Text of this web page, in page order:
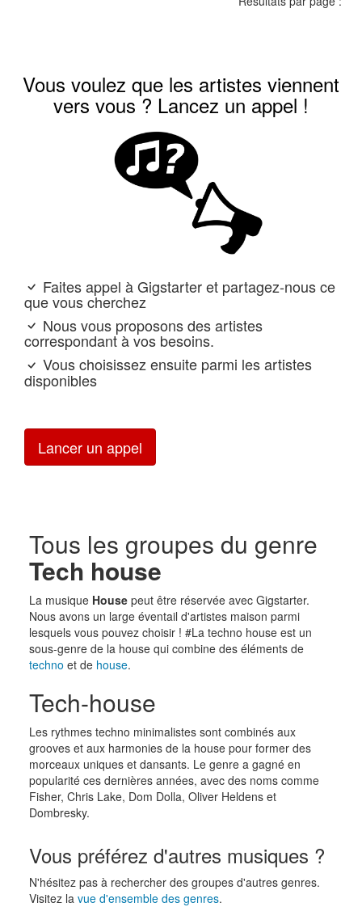
Vous voulez que les artistes viennent
vers vous ? Lancez un appel !
Faites appel à Gigstarter et partagez-nous ce
que vous cherchez
Nous vous proposons des artistes
correspondant à vos besoins.
Vous choisissez ensuite parmi les artistes
disponibles
Lancer un appel
Tous les groupes du genre
Tech house
La musique Housepeut être réservée avec Gigstarter.
Nous avons un large éventail d'artistes maison parmi
lesquels vous pouvez choisir ! #La techno house est un
sous-genre de la house qui combine des éléments de
techno et de house.
Tech-house
Les rythmes techno minimalistes sont combinés aux
grooves et aux harmonies de la house pour former des
morceaux uniques et dansants. Le genre a gagné en
popularité ces dernières années, avec des noms comme
Fisher, Chris Lake, Dom Dolla, Oliver Heldens et
Dombresky.
Vous préférez d'autres musiques ?
N'hésitez pas à rechercher des groupes d'autres genres.
Visitez la vue d'ensemble des genres.